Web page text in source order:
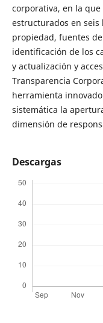
corporativa, en la
estructurados en seis
propiedad, fuentes
identificación de los
y actualización y
Transparencia
herramienta
sistemática la
dimensión de
Descargas